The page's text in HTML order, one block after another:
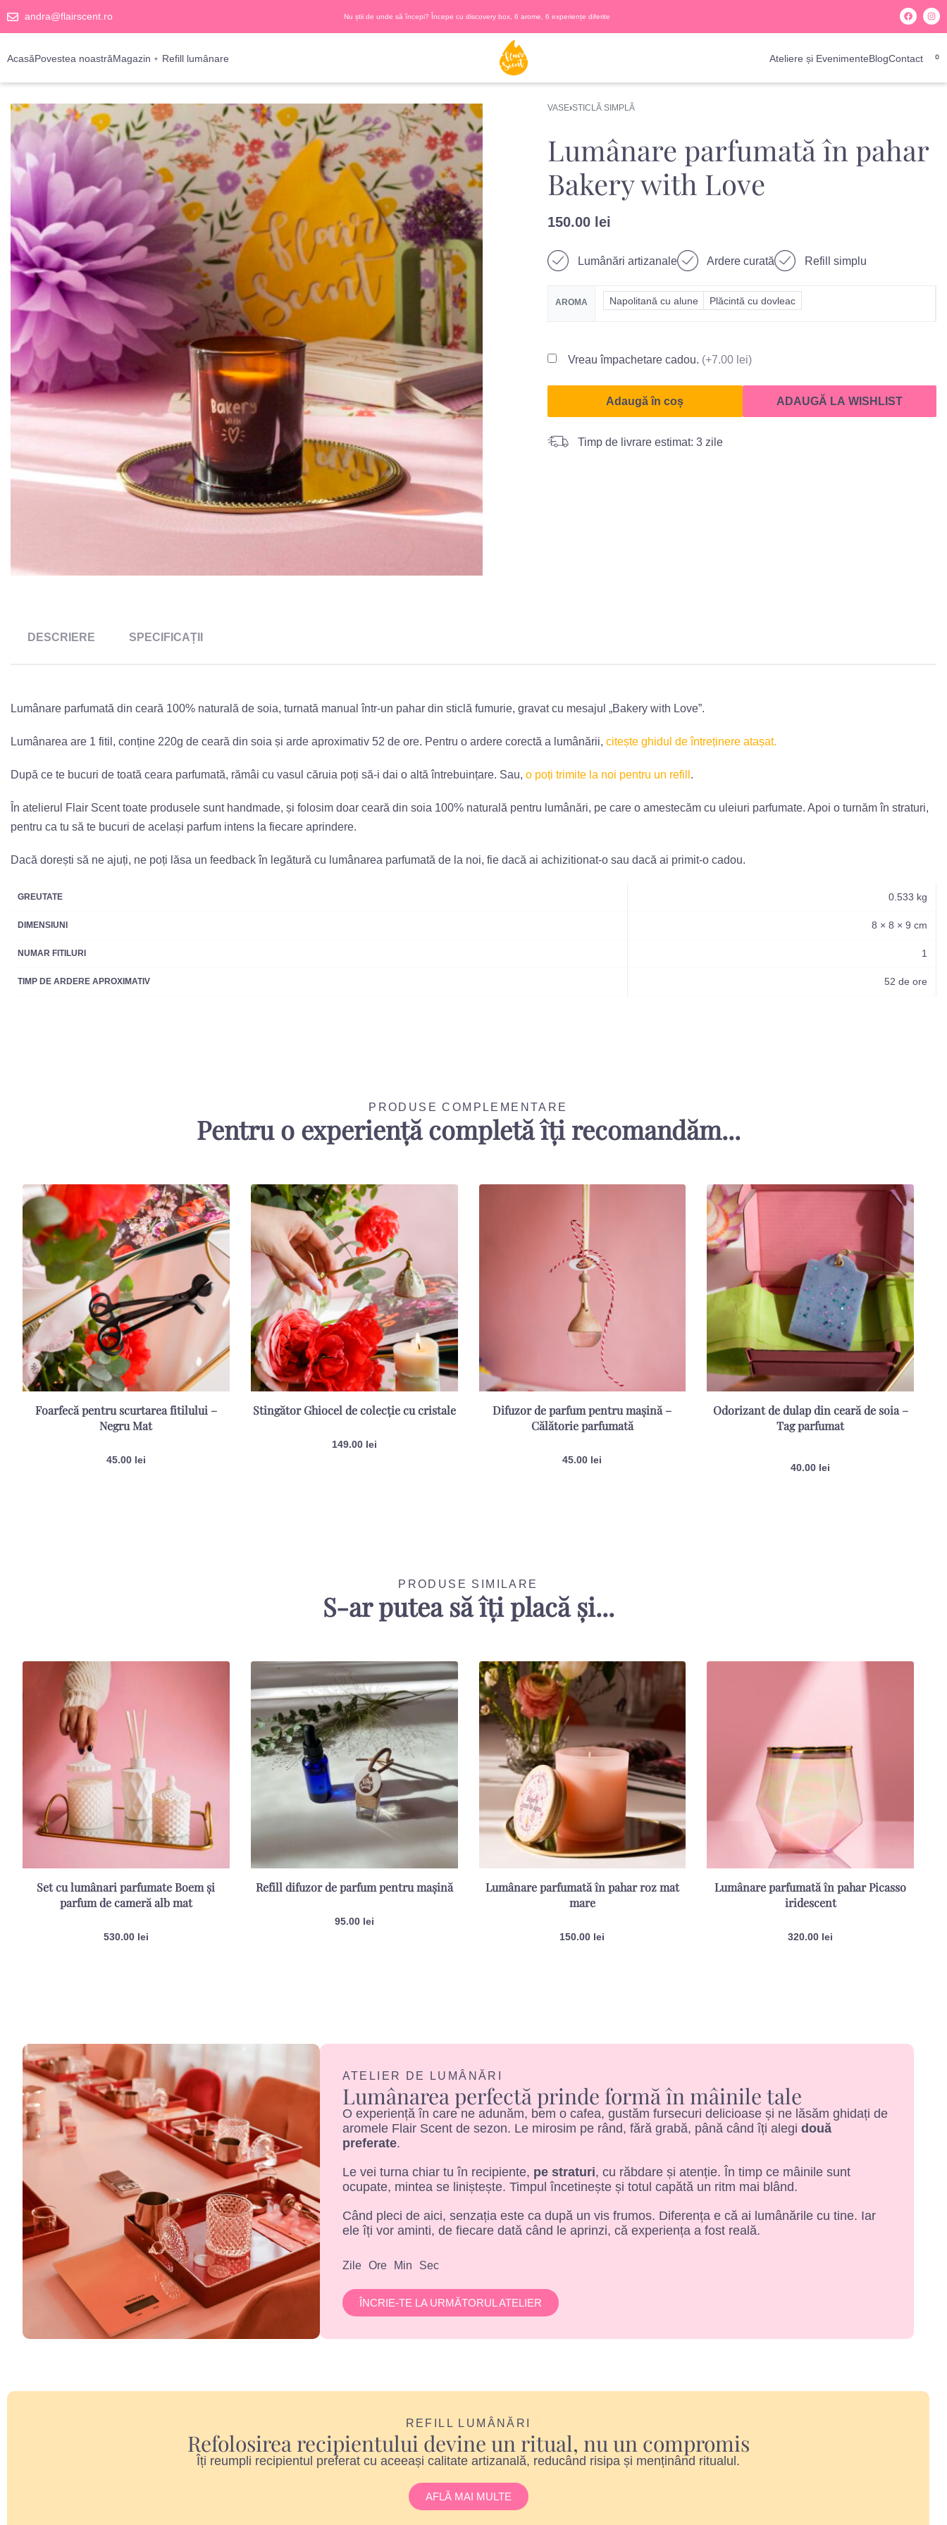
andra@flairscent.ro Nu știi de unde să începi? Începe cu discovery box, 6 arome, 6 experiențe diferite
AcasăPovestea noastrăMagazin Refill lumânare Ateliere și EvenimenteBlogContact 0
VASE›STICLĂ SIMPLĂ
Lumânare parfumată în pahar
Bakery with Love
150.00 lei
Lumânări artizanale Ardere curată Refill simplu
AROMA Napolitană cu alune Plăcintă cu dovleac
Vreau împachetare cadou. (+7.00 lei)
Adaugă în coș ADAUGĂ LA WISHLIST
Timp de livrare estimat: 3 zile
DESCRIERE SPECIFICAȚII
Lumânare parfumată din ceară 100% naturală de soia, turnată manual într-un pahar din sticlă fumurie, gravat cu mesajul „Bakery with Love”.
Lumânarea are 1 fitil, conține 220g de ceară din soia și arde aproximativ 52 de ore. Pentru o ardere corectă a lumânării, citește ghidul de întreținere atașat.
După ce te bucuri de toată ceara parfumată, rămâi cu vasul căruia poți să-i dai o altă întrebuințare. Sau, o poți trimite la noi pentru un refill .
În atelierul Flair Scent toate produsele sunt handmade, și folosim doar ceară din soia 100% naturală pentru lumânări, pe care o amestecăm cu uleiuri parfumate. Apoi o turnăm în straturi,
pentru ca tu să te bucuri de același parfum intens la fiecare aprindere.
Dacă dorești să ne ajuți, ne poți lăsa un feedback în legătură cu lumânarea parfumată de la noi, fie dacă ai achizitionat-o sau dacă ai primit-o cadou.
GREUTATE 0.533 kg
DIMENSIUNI 8 × 8 × 9 cm
NUMAR FITILURI 1
TIMP DE ARDERE APROXIMATIV 52 de ore
PRODUSE COMPLEMENTARE
Pentru o experiență completă îți recomandăm...
Foarfecă pentru scurtarea fitilului –
Negru Mat
45.00 lei
Stingător Ghiocel de colecție cu cristale
149.00 lei
Difuzor de parfum pentru mașină –
Călătorie parfumată
45.00 lei
Odorizant de dulap din ceară de soia –
Tag parfumat
40.00 lei
PRODUSE SIMILARE
S-ar putea să îți placă și...
Set cu lumânari parfumate Boem și
parfum de cameră alb mat
530.00 lei
Refill difuzor de parfum pentru mașină
95.00 lei
Lumânare parfumată în pahar roz mat
mare
150.00 lei
Lumânare parfumată în pahar Picasso
iridescent
320.00 lei
ATELIER DE LUMÂNĂRI
Lumânarea perfectă prinde formă în mâinile tale
O experiență în care ne adunăm, bem o cafea, gustăm fursecuri delicioase și ne lăsăm ghidați de
aromele Flair Scent de sezon. Le mirosim pe rând, fără grabă, până când îți alegi două
preferate.
Le vei turna chiar tu în recipiente, pe straturi, cu răbdare și atenție. În timp ce mâinile sunt
ocupate, mintea se liniștește. Timpul încetinește și totul capătă un ritm mai blând.
Când pleci de aici, senzația este ca după un vis frumos. Diferența e că ai lumânările cu tine. Iar
ele îți vor aminti, de fiecare dată când le aprinzi, că experiența a fost reală.
Zile Ore Min Sec
ÎNCRIE-TE LA URMĂTORUL ATELIER
REFILL LUMÂNĂRI
Refolosirea recipientului devine un ritual, nu un compromis
Îți reumpli recipientul preferat cu aceeași calitate artizanală, reducând risipa și menținând ritualul.
AFLĂ MAI MULTE